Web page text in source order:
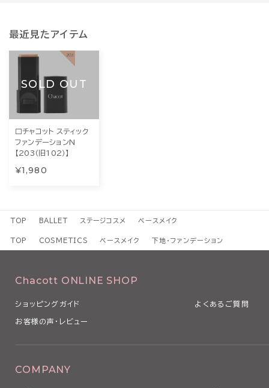
最近見たアイテム
SOLD OUT
□チャコット スティック
ファンデーションN
【203（旧102）】
¥1,980
TOP BALLET ステージコスメ ベースメイク
TOP COSMETICS ベースメイク 下地・ファンデーション
Chacott ONLINE SHOP
ショッピングガイド よくあるご質問
お客様の声・レビュー
COMPANY